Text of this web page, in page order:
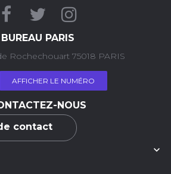
BUREAU PARIS
Rochechouart 75018 PARIS
AFFICHER LE NUMÉRO
NOUS
contact
